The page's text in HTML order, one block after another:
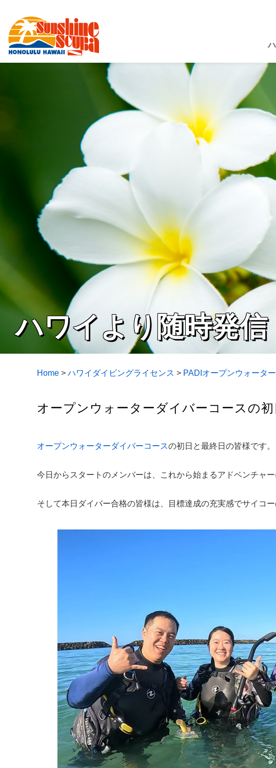
ハワイより随時発信
Home > ハワイダイビングライセンス > PADIオープンウォータ
オープンウォーターダイバーコースの
オープンウォーターダイバーコースの初日と最終日の皆様です。
今日からスタートのメンバーは、これから始まるアドベンチャ
そして本日ダイバー合格の皆様は、目標達成の充実感でサイコ